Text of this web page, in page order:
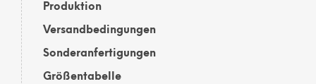
Produktion
Versandbedingungen
Sonderanfertigungen
Größentabelle